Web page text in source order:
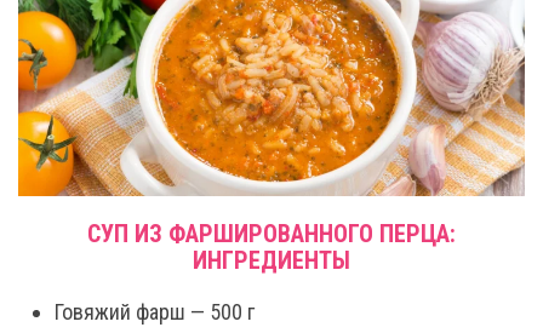
СУП ИЗ ФАРШИРОВАННОГО ПЕРЦА:
ИНГРЕДИЕНТЫ
Говяжий фарш — 500 г